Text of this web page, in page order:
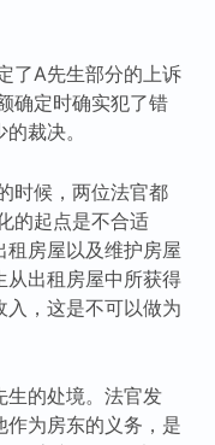
了A先生部分的上诉
确定时确实犯了错
裁决。
时候，两位法官都
的起点是不合适
租房屋以及维护房屋
从出租房屋中所获得
入，这是不可以做为
生的处境。法官发
为房东的义务，是